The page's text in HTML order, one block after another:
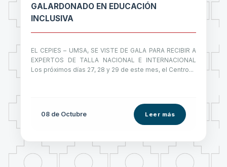
GALARDONADO EN EDUCACIÓN
INCLUSIVA
EL CEPIES – UMSA, SE VISTE DE GALA PARA RECIBIR A
EXPERTOS DE TALLA NACIONAL E INTERNACIONAL
Los próximos días 27, 28 y 29 de este mes, el Centro...
08 de Octubre Leer más